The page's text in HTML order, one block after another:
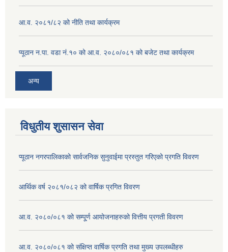
आ.व. २०८१/८२ को नीति तथा कार्यक्रम
प्यूठान न.पा. वडा नं.१० को आ.व. २०८०/०८१ को बजेट तथा कार्यक्रम
अन्य
विधुतीय शुसासन सेवा
प्यूठान नगरपालिकाको सार्वजनिक सुनुवाईमा प्रस्तुत गरिएको प्रगति विवरण
आर्थिक वर्ष २०८१/०८२ को वार्षिक प्रगित विवरण
आ.व. २०८०/०८१ को सम्पू्र्ण आयोजनाहरुको वित्तीय प्रगती विवरण
आ.व. २०८०/०८१ को संक्षिप्त वार्षिक प्रगति तथा मुख्य उपलब्धीहरु